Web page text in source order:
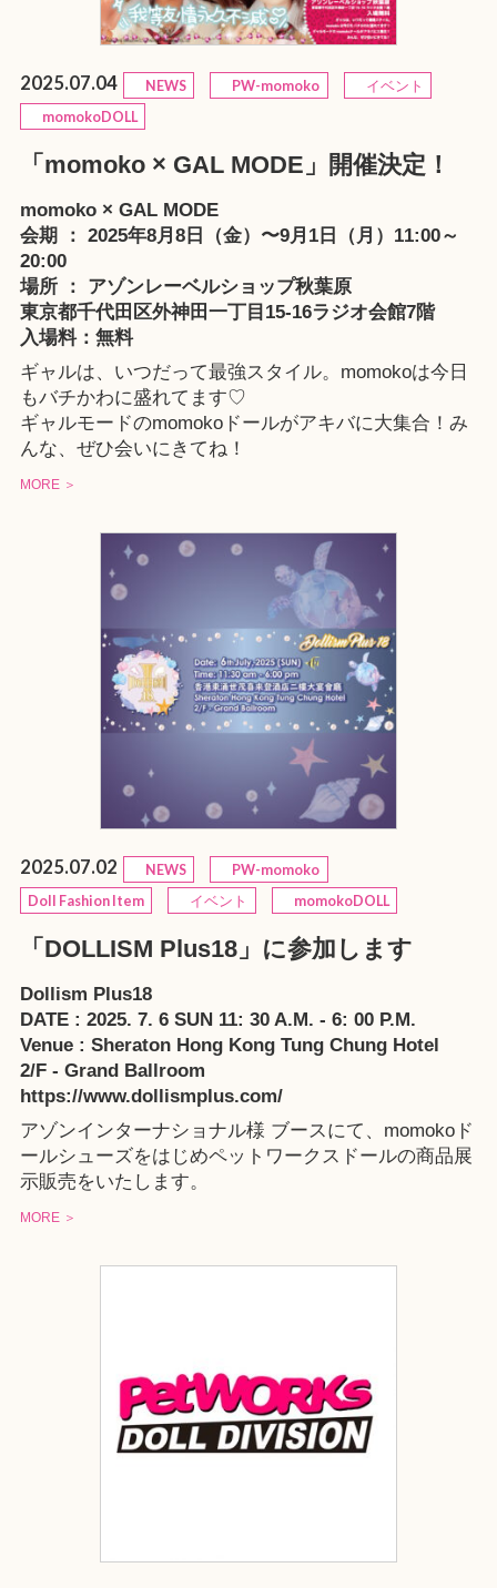
2025.07.04 NEWS PW-momoko
イベント
momokoDOLL
「momoko × GAL MODE」開催決定！
momoko × GAL MODE
会期 ： 2025年8月8日（金）〜9月1日（月）11:00～
20:00
場所 ： アゾンレーベルショップ秋葉原
東京都千代田区外神田一丁目15-16ラジオ会館7階
入場料：無料
ギャルは、いつだって最強スタイル。momokoは今日
もバチかわに盛れてます♡
ギャルモードのmomokoドールがアキバに大集合！み
んな、ぜひ会いにきてね！
MORE ＞
2025.07.02 NEWS
PW-momoko
Doll Fashion Item
イベント momokoDOLL
「DOLLISM Plus18」に参加します
Dollism Plus18
DATE : 2025. 7. 6 SUN 11: 30 A.M. - 6: 00 P.M.
Venue : Sheraton Hong Kong Tung Chung Hotel
2/F - Grand Ballroom
https://www.dollismplus.com/
アゾンインターナショナル様 ブースにて、momokoド
ールシューズをはじめペットワークスドールの商品展
示販売をいたします。
MORE ＞